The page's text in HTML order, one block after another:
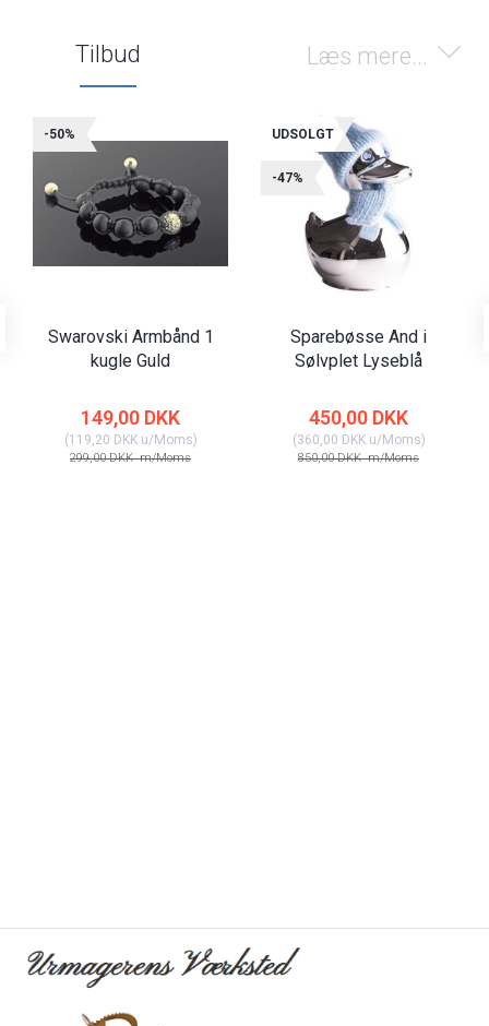
Læs mere...
Tilbud
-50%
Swarovski Armbånd 1
kugle Guld
149,00 DKK
(119,20 DKKu/Moms)
299,00 DKKm/Moms
UDSOLGT
-47%
Sparebøsse And i
Sølvplet Lyseblå
450,00 DKK
(360,00 DKKu/Moms)
850,00 DKKm/Moms